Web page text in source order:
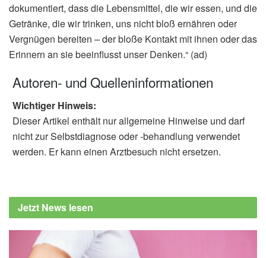
dokumentiert, dass die Lebensmittel, die wir essen, und die
Getränke, die wir trinken, uns nicht bloß ernähren oder
Vergnügen bereiten – der bloße Kontakt mit ihnen oder das
Erinnern an sie beeinflusst unser Denken.“ (ad)
Autoren- und Quelleninformationen
Wichtiger Hinweis:
Dieser Artikel enthält nur allgemeine Hinweise und darf
nicht zur Selbstdiagnose oder -behandlung verwendet
werden. Er kann einen Arztbesuch nicht ersetzen.
Jetzt News lesen